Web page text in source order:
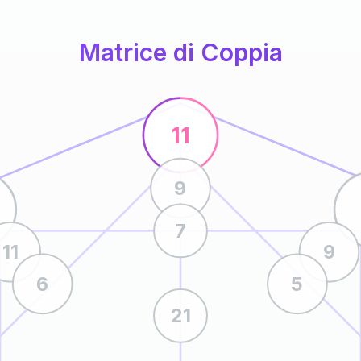
Matrice di Coppia
11
9
7
21
11
6
9
5